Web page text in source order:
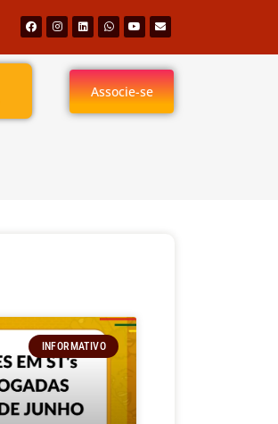
Associe-se
INFORMATIVO